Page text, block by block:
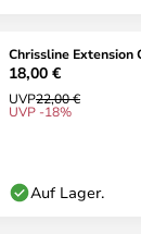
Chrissline Extension
18,00 €
UVP22,00 €
UVP -18%
Auf Lager.